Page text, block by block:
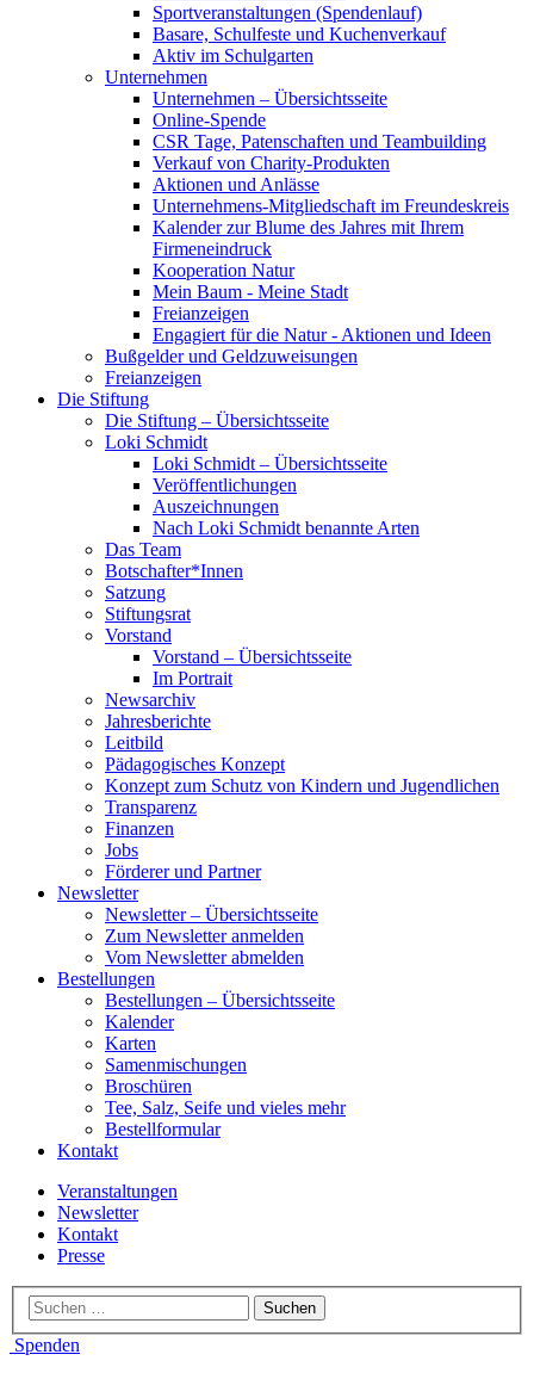
Sportveranstaltungen (Spendenlauf)
Basare, Schulfeste und Kuchenverkauf
Aktiv im Schulgarten
Unternehmen
Unternehmen – Übersichtsseite
Online-Spende
CSR Tage, Patenschaften und Teambuilding
Verkauf von Charity-Produkten
Aktionen und Anlässe
Unternehmens-Mitgliedschaft im Freundeskreis
Kalender zur Blume des Jahres mit Ihrem
Firmeneindruck
Kooperation Natur
Mein Baum - Meine Stadt
Freianzeigen
Engagiert für die Natur - Aktionen und Ideen
Bußgelder und Geldzuweisungen
Freianzeigen
Die Stiftung
Die Stiftung – Übersichtsseite
Loki Schmidt
Loki Schmidt – Übersichtsseite
Veröffentlichungen
Auszeichnungen
Nach Loki Schmidt benannte Arten
Das Team
Botschafter*Innen
Satzung
Stiftungsrat
Vorstand
Vorstand – Übersichtsseite
Im Portrait
Newsarchiv
Jahresberichte
Leitbild
Pädagogisches Konzept
Konzept zum Schutz von Kindern und Jugendlichen
Transparenz
Finanzen
Jobs
Förderer und Partner
Newsletter
Newsletter – Übersichtsseite
Zum Newsletter anmelden
Vom Newsletter abmelden
Bestellungen
Bestellungen – Übersichtsseite
Kalender
Karten
Samenmischungen
Broschüren
Tee, Salz, Seife und vieles mehr
Bestellformular
Kontakt
Veranstaltungen
Newsletter
Kontakt
Presse
Spenden